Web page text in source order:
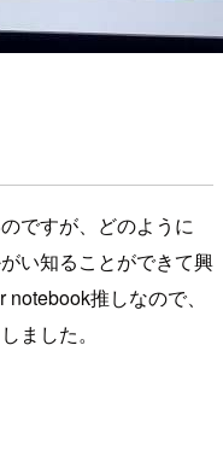
ですが、どのように
い知ることができて興
推しなので、
ました。